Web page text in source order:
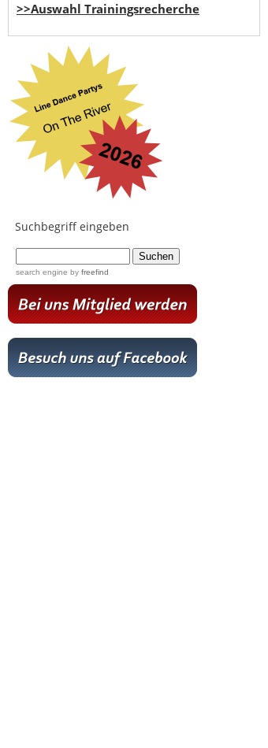
>>Auswahl Trainingsrecherche
Suchbegriff eingeben
search engine by freefind